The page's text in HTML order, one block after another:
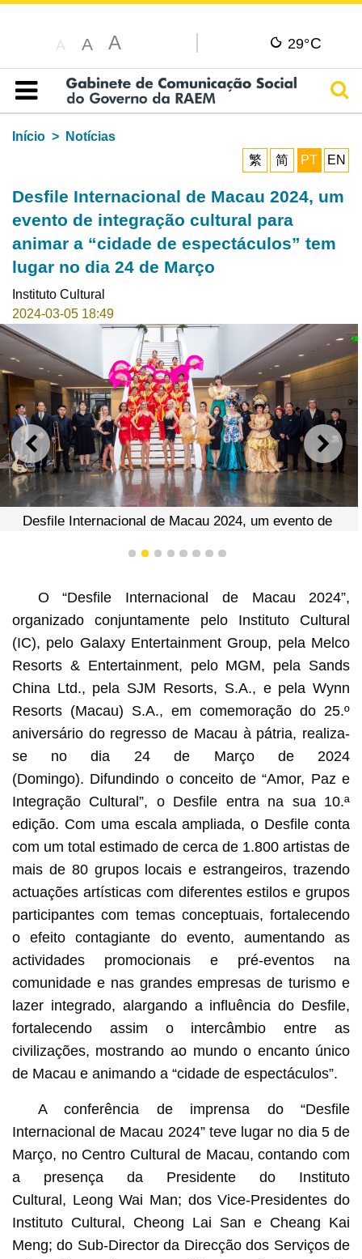
A A A 29°C
Índice
Início
Notícias
繁
简 PT EN
Desfile Internacional de Macau 2024, um
evento de integração cultural para
animar a “cidade de espectáculos” tem
lugar no dia 24 de Março
Instituto Cultural
2024-03-05 18:49
ANTERIOR
Desfile Internacional de Macau 2024, um evento de
espectáculos” tem lugar no dia 24 de Março
1 2 3 4 5 6 7 8
O “Desfile Internacional de Macau 2024”,
organizado conjuntamente pelo Instituto Cultural
(IC), pelo Galaxy Entertainment Group, pela Melco
Resorts & Entertainment, pelo MGM, pela Sands
China Ltd., pela SJM Resorts, S.A., e pela Wynn
Resorts (Macau) S.A., em comemoração do 25.º
aniversário do regresso de Macau à pátria, realiza-
se no dia 24 de Março de 2024
(Domingo). Difundindo o conceito de “Amor, Paz e
Integração Cultural”, o Desfile entra na sua 10.ª
edição. Com uma escala ampliada, o Desfile conta
com um total estimado de cerca de 1.800 artistas de
mais de 80 grupos locais e estrangeiros, trazendo
actuações artísticas com diferentes estilos e grupos
participantes com temas conceptuais, fortalecendo
o efeito contagiante do evento, aumentando as
actividades promocionais e pré-eventos na
comunidade e nas grandes empresas de turismo e
lazer integrado, alargando a influência do Desfile,
fortalecendo assim o intercâmbio entre as
civilizações, mostrando ao mundo o encanto único
de Macau e animando a “cidade de espectáculos”.
A conferência de imprensa do “Desfile
Internacional de Macau 2024” teve lugar no dia 5 de
Março, no Centro Cultural de Macau, contando com
a presença da Presidente do Instituto
Cultural, Leong Wai Man; dos Vice-Presidentes do
Instituto Cultural, Cheong Lai San e Cheang Kai
Meng; do Sub-Director da Direcção dos Serviços de